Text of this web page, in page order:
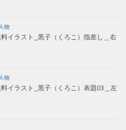
人物
イラスト_黒子（くろこ）指差し＿右
人物
イラスト_黒子（くろこ）表題03＿左